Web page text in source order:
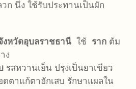
วก นึ่ง ใช้รับประทานเป็นผัก
หวัดอุบลราชธานี ใช้ ราก ต้ม
ง
รสหวานเย็น ปรุงเป็นยาเขียว
ตาแก้ตาอักเสบ รักษาแผลใน